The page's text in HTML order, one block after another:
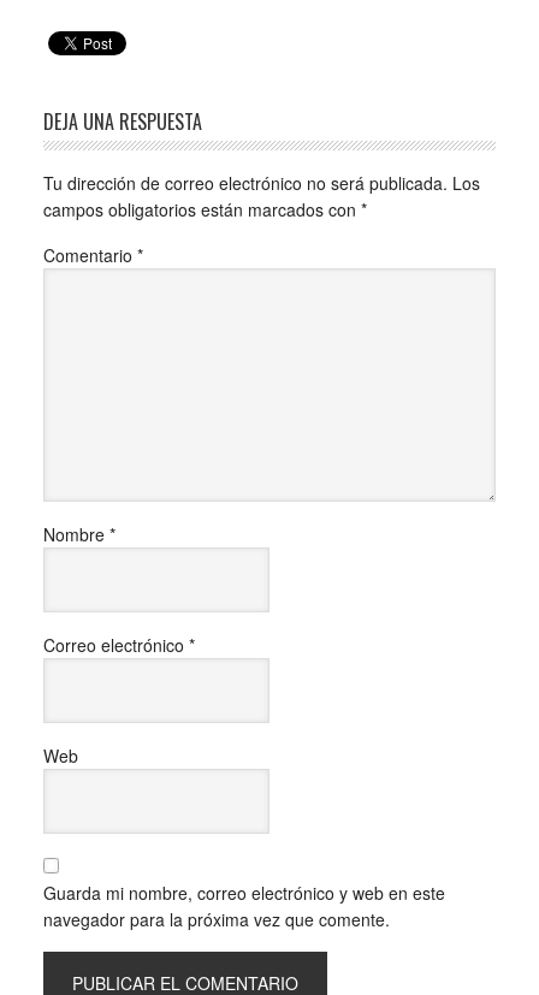
DEJA UNA RESPUESTA
Tu dirección de correo electrónico no será publicada. Los
campos obligatorios están marcados con *
Comentario *
Nombre *
Correo electrónico *
Web
Guarda mi nombre, correo electrónico y web en este
navegador para la próxima vez que comente.